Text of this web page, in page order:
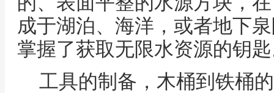
成于湖泊、海洋，或者地下
掌握了获取无限水资源的钥
工具的制备，木桶到铁桶